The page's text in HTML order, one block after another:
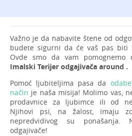
Važno je da nabavite štene od
budete sigurni da će vaš pas
Ovde smo da vam pomognemo
Imalski Terijer odgajivača around .
Pomoć ljubiteljima pasa da
način je naša misija! Molimo vas,
prodavnice za ljubimce ili od
Njihovi psi, na žalost, imaju
nepredvidivog su ponašanja.
odgajivače!